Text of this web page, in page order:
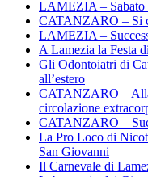
LAMEZIA – Sabato
CATANZARO – Si
LAMEZIA –
A Lamezia la Festa
Gli Odontoiatri di
all’estero
CATANZARO –
circolazione
CATANZARO –
La Pro Loco di
San Giovanni
Il Carnevale di